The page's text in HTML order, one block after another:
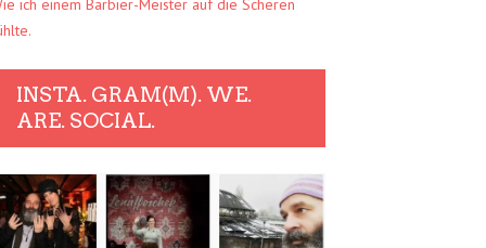
ich einem Barbier-Meister auf die Scheren
INSTA. GRAM(M). WE.
ARE. SOCIAL.